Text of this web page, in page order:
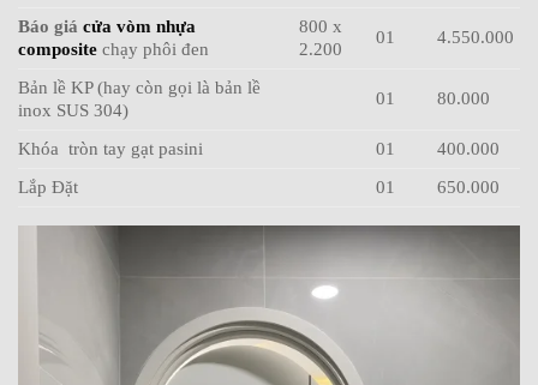
Báo giá cửa vòm nhựa
composite chạy phôi đen
800 x
2.200
01 4.550.000
Bản lề KP (hay còn gọi là bản lề
inox SUS 304)
01 80.000
Khóa tròn tay gạt pasini 01
400.000
Lắp Đặt
01 650.000